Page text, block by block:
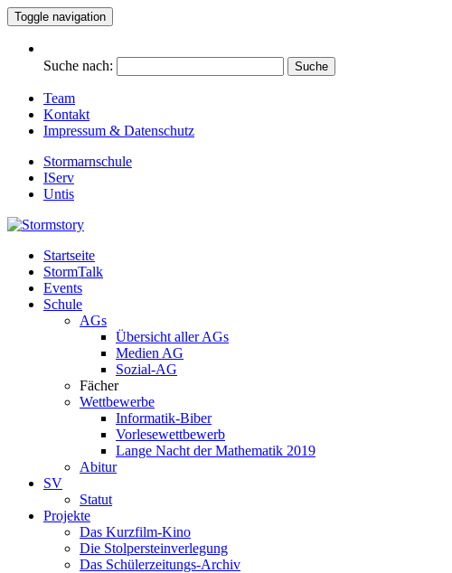
Toggle navigation
Suche nach:
Team
Kontakt
Impressum & Datenschutz
Stormarnschule
IServ
Untis
Stormstory
Eure digitale Schülerzeitung
Startseite
StormTalk
Events
Schule
AGs
Übersicht aller AGs
Medien AG
Sozial-AG
Fächer
Wettbewerbe
Informatik-Biber
Vorlesewettbewerb
Lange Nacht der Mathematik 2019
Abitur
SV
Statut
Projekte
Das Kurzfilm-Kino
Die Stolpersteinverlegung
Das Schülerzeitungs-Archiv